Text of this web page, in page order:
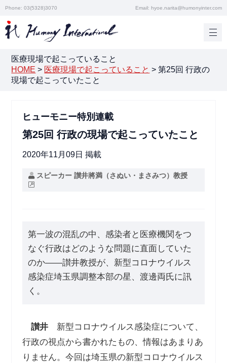
Phone: 03(5328)3070 Email: hyoe.narita@humonyinter.com
医療現場で起こっていること
HOME > 医療現場で起こっていること >第25回 行政の
現場で起こっていたこと
ヒューモニー特別連載
第25回 行政の現場で起こっていたこと
2020年11月09日 掲載
スピーカー 讃井將満（さぬい・まさみつ）教授
第一波の混乱の中、感染者と医療機関をつ
なぐ行政はどのような問題に直面していた
のか――讃井教授が、新型コロナウイルス
感染症埼玉県調整本部の星、渡邊両氏に訊
く。
讃井新型コロナウイルス感染症について、
行政の視点から書かれたもの、情報はあまりあ
りません。今回は埼玉県の新型コロナウイルス